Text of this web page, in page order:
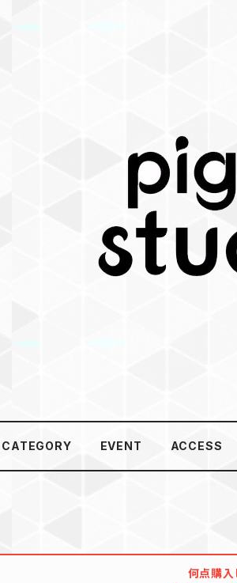
CATEGORY EVENT ACCESS
何点購入